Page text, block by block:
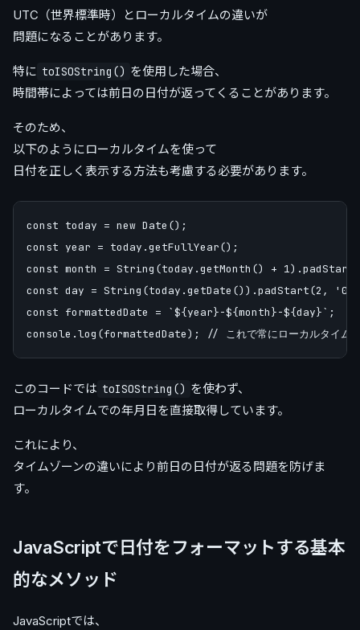
UTC（世界標準時）とローカルタイムの違いが
問題になることがあります。
特に toISOString() を使用した場合、
時間帯によっては前日の日付が返ってくることがあります。
そのため、
以下のようにローカルタイムを使って
日付を正しく表示する方法も考慮する必要があります。
const today = new Date();
const year = today.getFullYear();
const month = String(today.getMonth() +
const day = String(today.getDate()).padStart(2,
const formattedDate = `${year}-${month}-${day}`;
このコードでは toISOString() を使わず、
ローカルタイムでの年月日を直接取得しています。
これにより、
タイムゾーンの違いにより前日の日付が返る問題を防げま
す。
JavaScriptで日付をフォーマットする基本
的なメソッド
JavaScriptでは、